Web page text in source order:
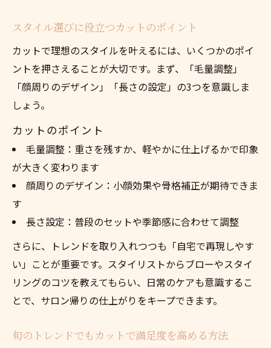
スタイル選びに役立つカットのポイント
カットで理想のスタイルを叶えるには、いくつかのポイ
ントを押さえることが大切です。まず、「毛量調整」
「顔周りのデザイン」「長さの設定」の3つを意識しま
しょう。
カットのポイント
毛量調整：重さを残すか、軽やかに仕上げるかで印象
が大きく変わります
顔周りのデザイン：小顔効果や骨格補正が期待できま
す
長さ設定：普段のセットや季節感に合わせて調整
さらに、トレンドを取り入れつつも「自宅で再現しやす
い」ことが重要です。スタイリストからブローやスタイ
リングのコツを教えてもらい、日常のケアも意識するこ
とで、サロン帰りの仕上がりをキープできます。
旬のトレンドでもカットで満足度を高める方法